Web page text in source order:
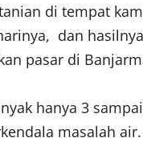
di tempat
dan
pasar di
hanya 3
masalah